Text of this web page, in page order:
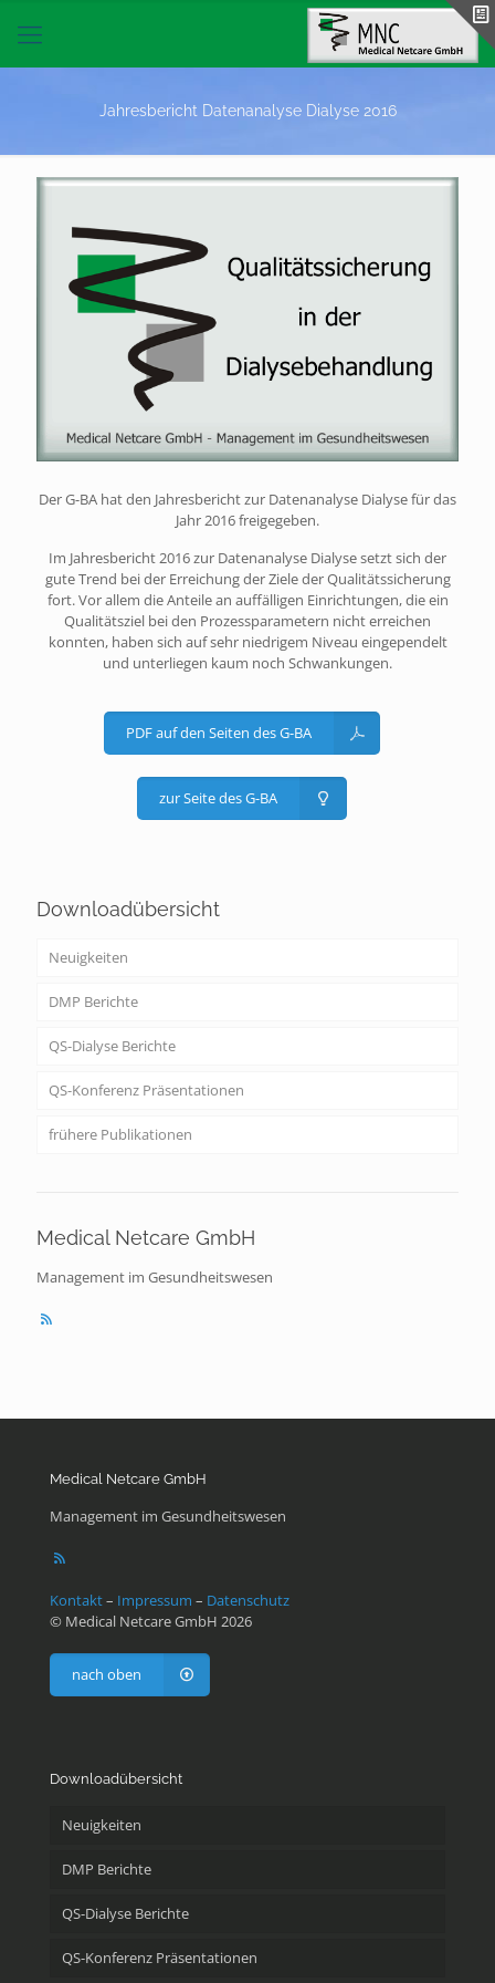
Jahresbericht Datenanalyse Dialyse 2016
Der G-BA hat den Jahresbericht zur Datenanalyse Dialyse für das
Jahr 2016 freigegeben.
Im Jahresbericht 2016 zur Datenanalyse Dialyse setzt sich der
gute Trend bei der Erreichung der Ziele der Qualitätssicherung
fort. Vor allem die Anteile an auffälligen Einrichtungen, die ein
Qualitätsziel bei den Prozessparametern nicht erreichen
konnten, haben sich auf sehr niedrigem Niveau eingependelt
und unterliegen kaum noch Schwankungen.
PDF auf den Seiten des G-BA
zur Seite des G-BA
Downloadübersicht
Neuigkeiten
DMP Berichte
QS-Dialyse Berichte
QS-Konferenz Präsentationen
frühere Publikationen
Medical Netcare GmbH
Management im Gesundheitswesen
Medical Netcare GmbH
Management im Gesundheitswesen
Kontakt– Impressum – Datenschutz
© Medical Netcare GmbH 2026
nach oben
Downloadübersicht
Neuigkeiten
DMP Berichte
QS-Dialyse Berichte
QS-Konferenz Präsentationen